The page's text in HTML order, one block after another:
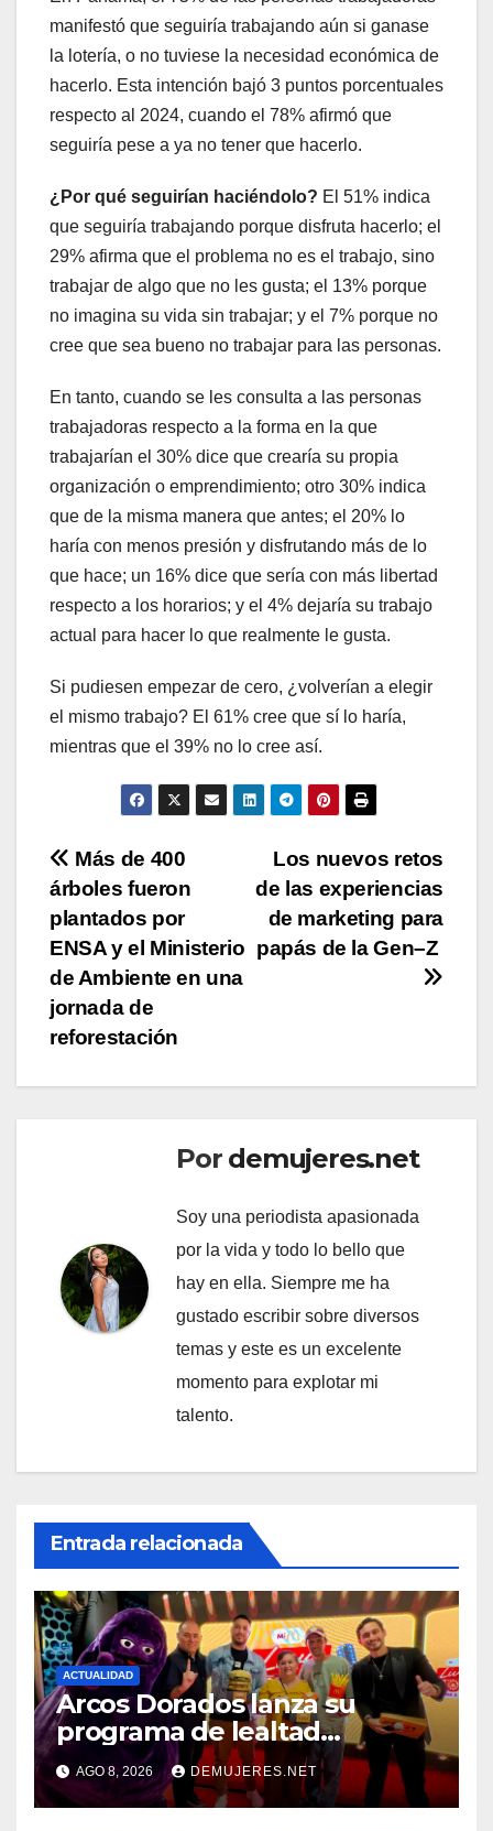
manifestó que seguiría trabajando aún si ganase
la lotería, o no tuviese la necesidad económica de
hacerlo. Esta intención bajó 3 puntos porcentuales
respecto al 2024, cuando el 78% afirmó que
seguiría pese a ya no tener que hacerlo.
¿Por qué seguirían haciéndolo? El 51% indica
que seguiría trabajando porque disfruta hacerlo; el
29% afirma que el problema no es el trabajo, sino
trabajar de algo que no les gusta; el 13% porque
no imagina su vida sin trabajar; y el 7% porque no
cree que sea bueno no trabajar para las personas.
En tanto, cuando se les consulta a las personas
trabajadoras respecto a la forma en la que
trabajarían el 30% dice que crearía su propia
organización o emprendimiento; otro 30% indica
que de la misma manera que antes; el 20% lo
haría con menos presión y disfrutando más de lo
que hace; un 16% dice que sería con más libertad
respecto a los horarios; y el 4% dejaría su trabajo
actual para hacer lo que realmente le gusta.
Si pudiesen empezar de cero, ¿volverían a elegir
el mismo trabajo? El 61% cree que sí lo haría,
mientras que el 39% no lo cree así.
Navegación
de
entradas
Los nuevos retos
de las experiencias
de marketing para
papás de la Gen–Z
Más de 400
árboles fueron
plantados por
ENSA y el Ministerio
de Ambiente en una
jornada de
reforestación
Por demujeres.net
Soy una periodista apasionada
por la vida y todo lo bello que
hay en ella. Siempre me ha
gustado escribir sobre diversos
temas y este es un excelente
momento para explotar mi
talento.
Entrada relacionada
ACTUALIDAD
Arcos Dorados lanza su
programa de lealtad
‘MiMcDonald’s y reconoce a
tres de sus clientes más
leales de Panamá
AGO 8, 2026 DEMUJERES.NET